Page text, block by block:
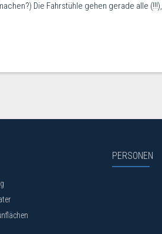
Die Fahrstühle gehen gerade alle
PERSONEN